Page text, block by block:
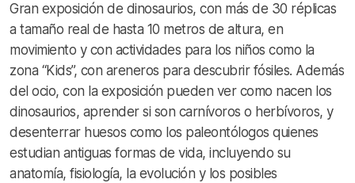
Gran exposición de dinosaurios, con más de 30 réplicas
a tamaño real de hasta 10 metros de altura, en
movimiento y con actividades para los niños como la
zona “Kids”, con areneros para descubrir fósiles. Además
del ocio, con la exposición pueden ver como nacen los
dinosaurios, aprender si son carnívoros o herbívoros, y
desenterrar huesos como los paleontólogos quienes
estudian antiguas formas de vida, incluyendo su
anatomía, fisiología, la evolución y los posibles